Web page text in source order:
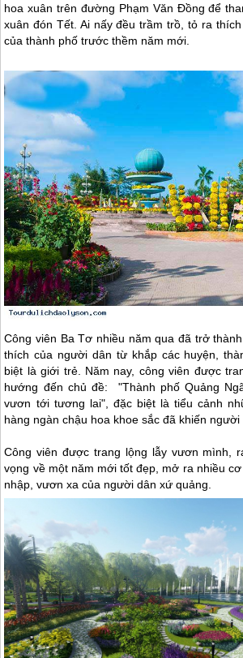
hoa xuân trên đường Phạm Văn Đồng để
xuân đón Tết. Ai nấy đều trầm trồ, tỏ ra
của thành phố trước thềm năm mới.
Công viên Ba Tơ nhiều năm qua đã trở
thích của người dân từ khắp các huyện,
biệt là giới trẻ. Năm nay, công viên được
hướng đến chủ đề: "Thành phố Quảng
vươn tới tương lai", đặc biệt là tiểu cảnh
hàng ngàn chậu hoa khoe sắc đã khiến người
Công viên được trang lộng lẫy vươn mình,
vọng về một năm mới tốt đẹp, mở ra nhiều
nhập, vươn xa của người dân xứ quảng.